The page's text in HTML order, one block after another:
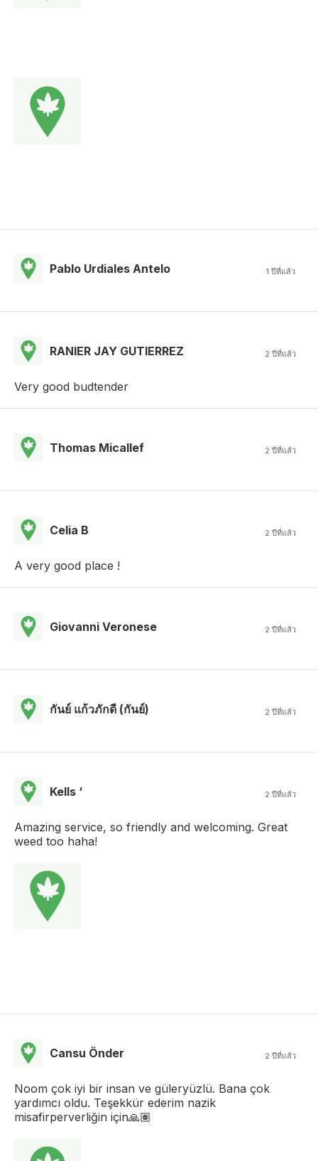
Pablo Urdiales Antelo 1 ปีที่แล้ว
RANIER JAY GUTIERREZ 2 ปีที่แล้ว
Very good budtender
Thomas Micallef 2 ปีที่แล้ว
Celia B 2 ปีที่แล้ว
A very good place !
Giovanni Veronese 2 ปีที่แล้ว
กันย์ แก้วภักดี (กันย์) 2 ปีที่แล้ว
Kells ‘ 2 ปีที่แล้ว
Amazing service, so friendly and welcoming. Great
weed too haha!
Cansu Önder 2 ปีที่แล้ว
Noom çok iyi bir insan ve güleryüzlü. Bana çok
yardımcı oldu. Teşekkür ederim nazik
misafirperverliğin için🙏🏽